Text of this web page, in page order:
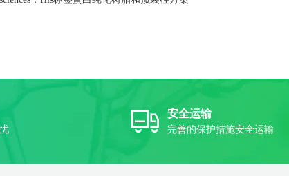
安全运输
完善的保护措施安全运输